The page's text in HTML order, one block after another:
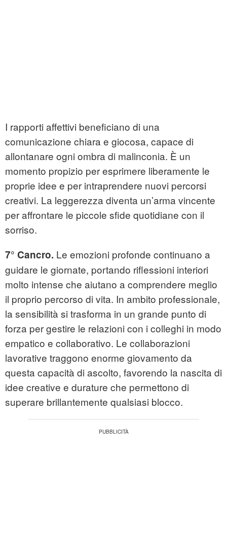
I rapporti affettivi beneficiano di una
comunicazione chiara e giocosa, capace di
allontanare ogni ombra di malinconia. È un
momento propizio per esprimere liberamente le
proprie idee e per intraprendere nuovi percorsi
creativi. La leggerezza diventa un’arma vincente
per affrontare le piccole sfide quotidiane con il
sorriso.
7° Cancro. Le emozioni profonde continuano a
guidare le giornate, portando riflessioni interiori
molto intense che aiutano a comprendere meglio
il proprio percorso di vita. In ambito professionale,
la sensibilità si trasforma in un grande punto di
forza per gestire le relazioni con i colleghi in modo
empatico e collaborativo. Le collaborazioni
lavorative traggono enorme giovamento da
questa capacità di ascolto, favorendo la nascita di
idee creative e durature che permettono di
superare brillantemente qualsiasi blocco.